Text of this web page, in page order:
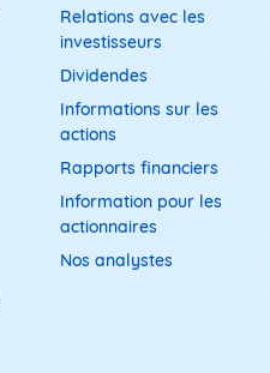
Relations avec les
investisseurs
Dividendes
Informations sur les
actions
Rapports financiers
Information pour les
actionnaires
Nos analystes